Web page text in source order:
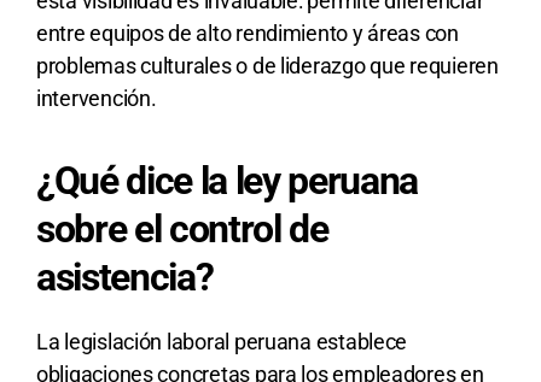
entre equipos de alto rendimiento y áreas con
problemas culturales o de liderazgo que requieren
intervención.
¿Qué dice la ley peruana
sobre el control de
asistencia?
La legislación laboral peruana establece
obligaciones concretas para los empleadores en